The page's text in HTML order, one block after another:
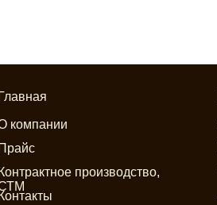
Прайс
Контрактное производство,
Контакты
Главная
компании